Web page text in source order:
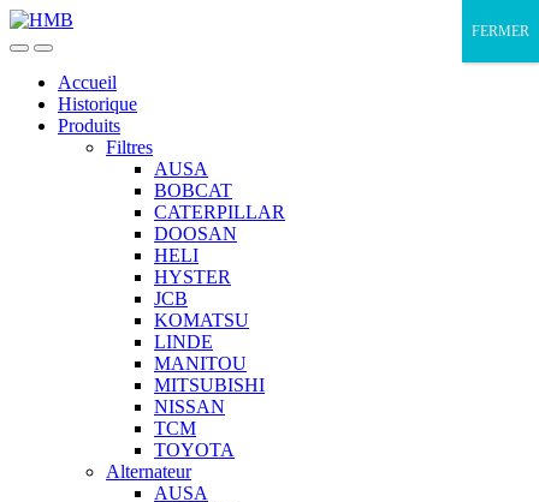
Skip
to
Skip
to
Accueil
Historique
Produits
Filtres
AUSA
BOBCAT
CATERPILLAR
DOOSAN
HELI
HYSTER
JCB
KOMATSU
LINDE
MANITOU
MITSUBISHI
NISSAN
TCM
TOYOTA
Alternateur
AUSA
FERMER